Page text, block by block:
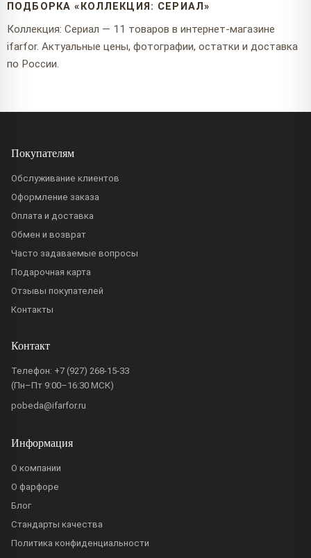
ПОДБОРКА «КОЛЛЕКЦИЯ: СЕРИАЛ»
Коллекция: Сериал — 11 товаров в интернет-магазине
ifarfor. Актуальные цены, фотографии, остатки и доставка
по России.
Покупателям
Обслуживание клиентов
Оформление заказа
Оплата и доставка
Обмен и возврат
Часто задаваемые вопросы
Подарочная карта
Отзывы покупателей
Контакты
Контакт
Телефон: +7 (927) 268-15-33
(Пн–Пт 9:00–16:30 МСК)
pobeda@ifarfor.ru
Информация
О компании
О фарфоре
Блог
Стандарты качества
Политика конфиденциальности